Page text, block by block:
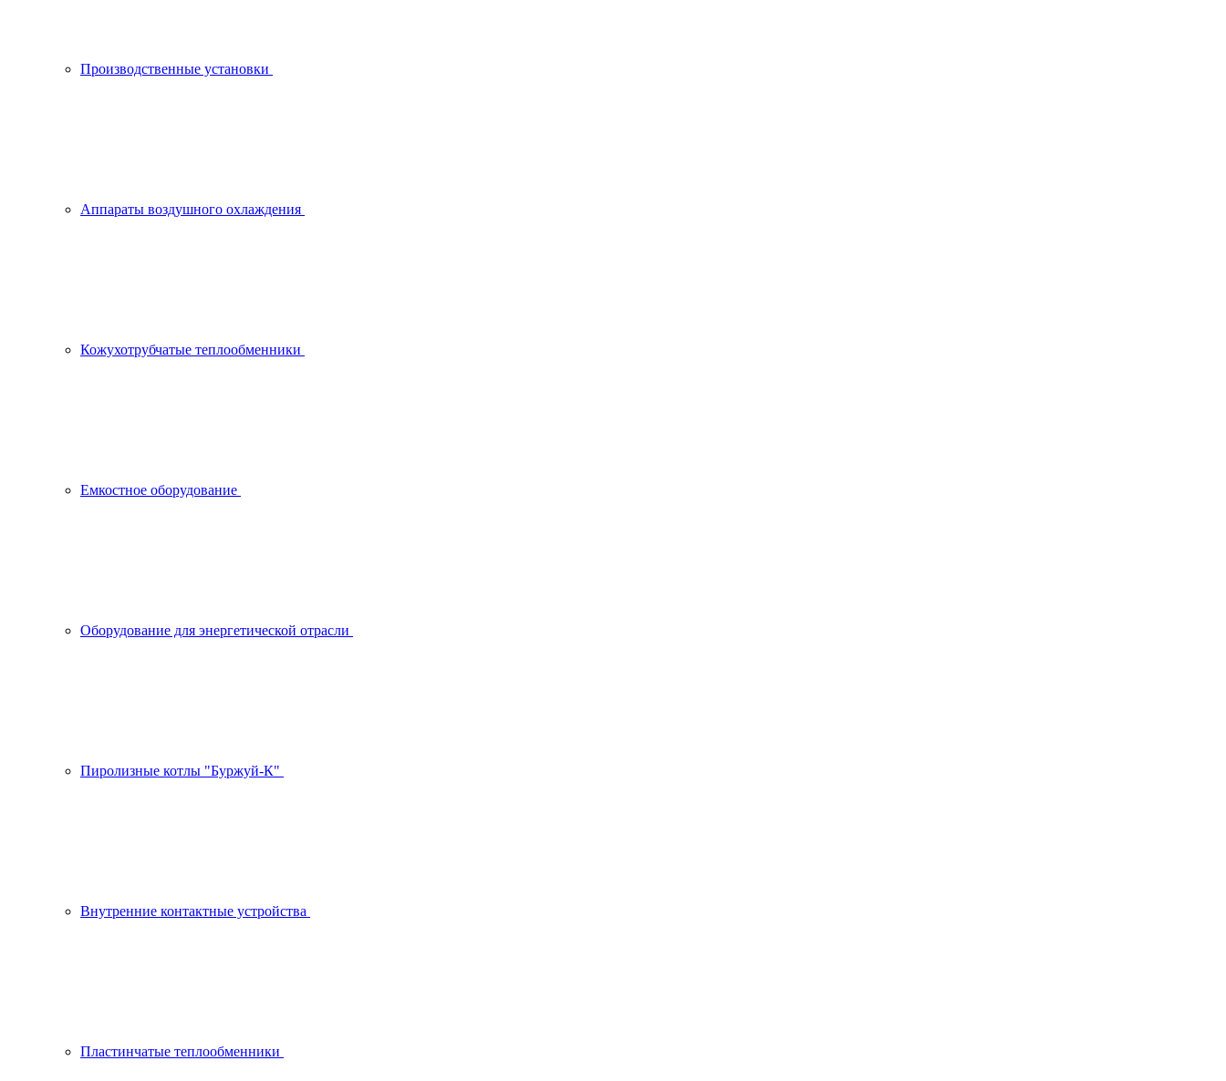
Производственные установки
Аппараты воздушного охлаждения
Кожухотрубчатые теплообменники
Емкостное оборудование
Оборудование для энергетической отрасли
Пиролизные котлы "Буржуй-К"
Внутренние контактные устройства
Пластинчатые теплообменники